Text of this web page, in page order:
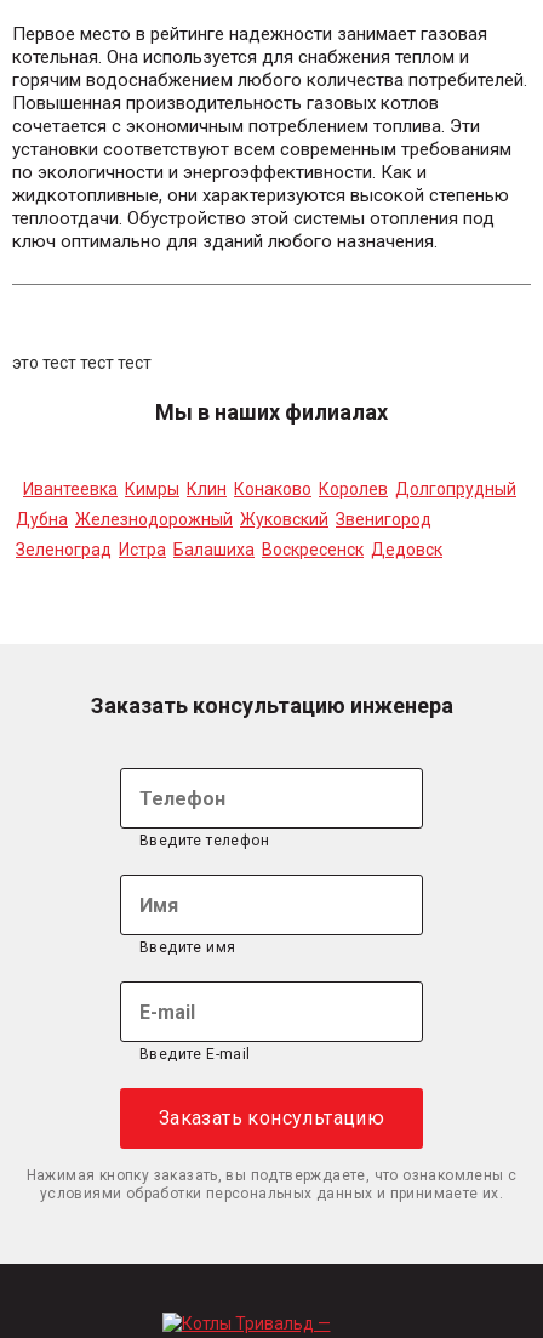
Первое место в рейтинге надежности занимает газовая
котельная. Она используется для снабжения теплом и
горячим водоснабжением любого количества потребителей.
Повышенная производительность газовых котлов
сочетается с экономичным потреблением топлива. Эти
установки соответствуют всем современным требованиям
по экологичности и энергоэффективности. Как и
жидкотопливные, они характеризуются высокой степенью
теплоотдачи. Обустройство этой системы отопления под
ключ оптимально для зданий любого назначения.
это тест тест тест
Мы в наших филиалах
Ивантеевка Кимры Клин Конаково Королев Долгопрудный
Дубна Железнодорожный Жуковский Звенигород
Зеленоград Истра Балашиха Воскресенск Дедовск
Заказать консультацию инженера
Введите телефон
Введите имя
Введите E-mail
Нажимая кнопку заказать, вы подтверждаете, что ознакомлены с
условиями обработки персональных данных и принимаете их.